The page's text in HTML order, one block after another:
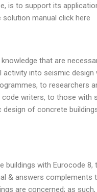
is to support its
manual click here.
that are
into seismic design
to researchers
writers, to those with
of concrete
with Eurocode 8,
& answers complements
are concerned; as such,